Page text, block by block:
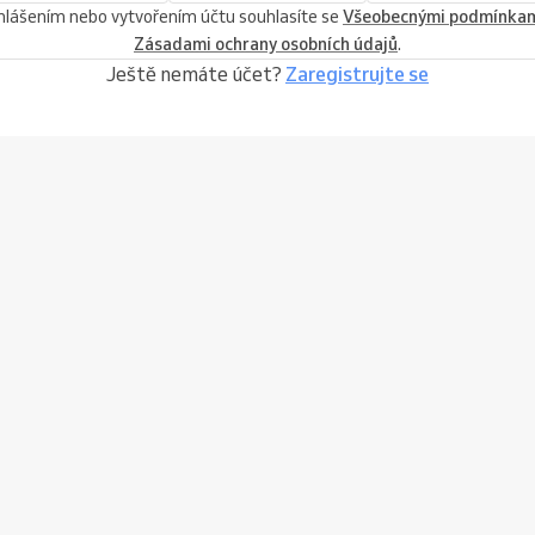
nebo vytvořením účtu souhlasíte se Všeobecnými
Zásadami ochrany osobních údajů.
Ještě nemáte účet? Zaregistrujte se